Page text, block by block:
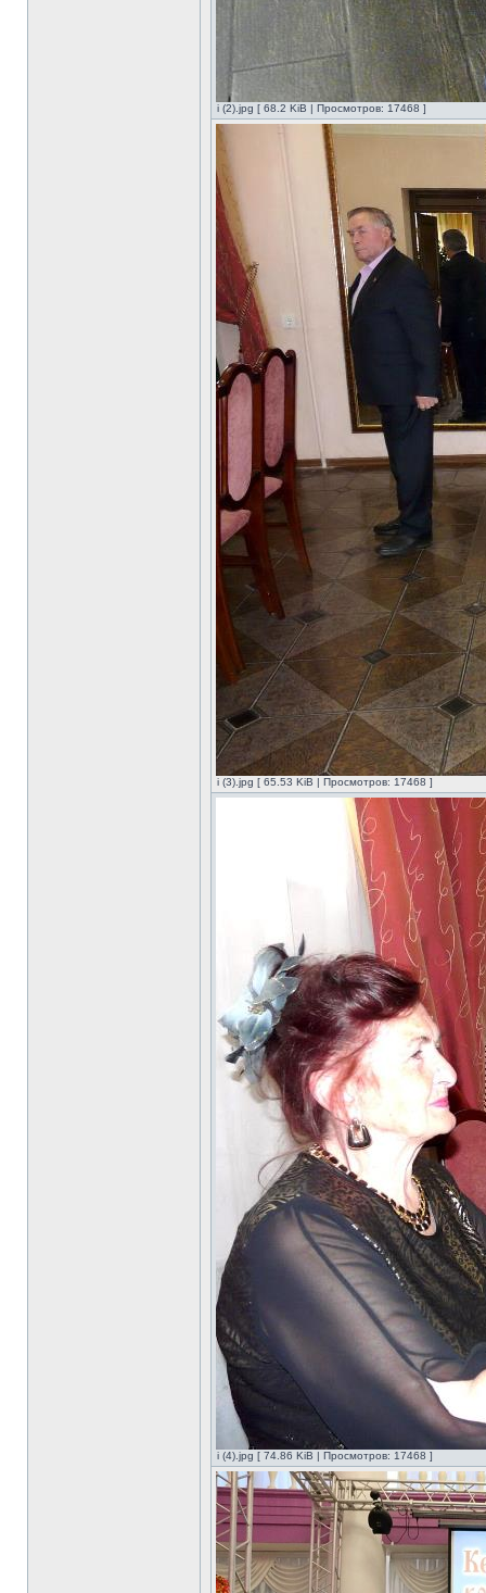
i (2).jpg [ 68.2 KiB | Просмотров: 17468 ]
i (3).jpg [ 65.53 KiB | Просмотров: 17468 ]
i (4).jpg [ 74.86 KiB | Просмотров: 17468 ]